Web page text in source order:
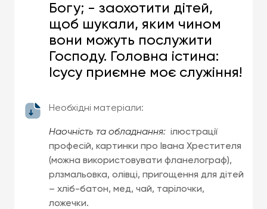
Богу; - заохотити дітей,
щоб шукали, яким чином
вони можуть послужити
Господу. Головна істина:
Ісусу приємне моє служіння!
Необхідні матеріали:
Наочність та обладнання: ілюстрації
професій, картинки про Івана Хрестителя
(можна використовувати фланелограф),
рлзмальовка, олівці, пригощення для дітей
– хліб-батон, мед, чай, тарілочки,
ложечки.